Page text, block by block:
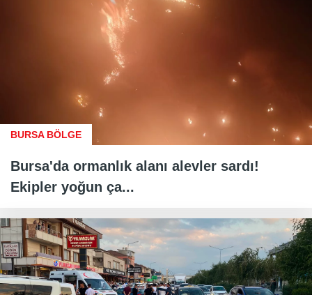
BURSA BÖLGE
Bursa'da ormanlık alanı alevler sardı!
Ekipler yoğun ça...